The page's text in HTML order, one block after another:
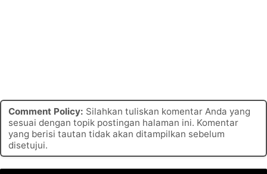
Comment Policy: Silahkan tuliskan komentar Anda yang
sesuai dengan topik postingan halaman ini. Komentar
yang berisi tautan tidak akan ditampilkan sebelum
disetujui.